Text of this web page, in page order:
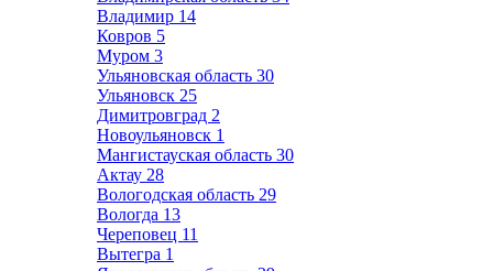
Владимир 14
Ковров 5
Муром 3
Ульяновская область 30
Ульяновск 25
Димитровград 2
Новоульяновск 1
Мангистауская область 30
Актау 28
Вологодская область 29
Вологда 13
Череповец 11
Вытегра 1